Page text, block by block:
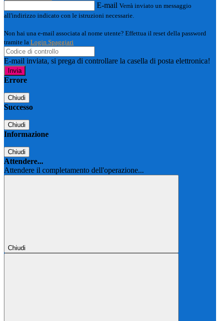
E-mail Verrà inviato un messaggio
all'indirizzo indicato con le istruzioni necessarie.
Non hai una e-mail associata al nome utente? Effettua il reset della password
tramite la Login Spaggiari
E-mail inviata, si prega di controllare la casella di posta elettronica!
Errore
Chiudi
Successo
Chiudi
Informazione
Chiudi
Attendere...
Attendere il completamento dell'operazione...
Chiudi